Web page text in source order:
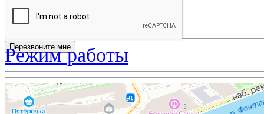
Режим работы